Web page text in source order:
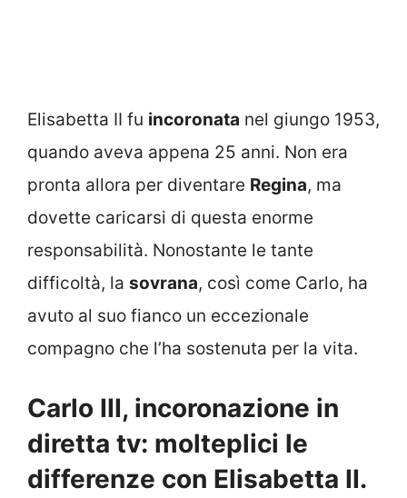
Elisabetta II fu incoronata nel giungo 1953,
quando aveva appena 25 anni. Non era
pronta allora per diventare Regina, ma
dovette caricarsi di questa enorme
responsabilità. Nonostante le tante
difficoltà, la sovrana, così come Carlo, ha
avuto al suo fianco un eccezionale
compagno che l’ha sostenuta per la vita.
Carlo III, incoronazione in
diretta tv: molteplici le
differenze con Elisabetta II.